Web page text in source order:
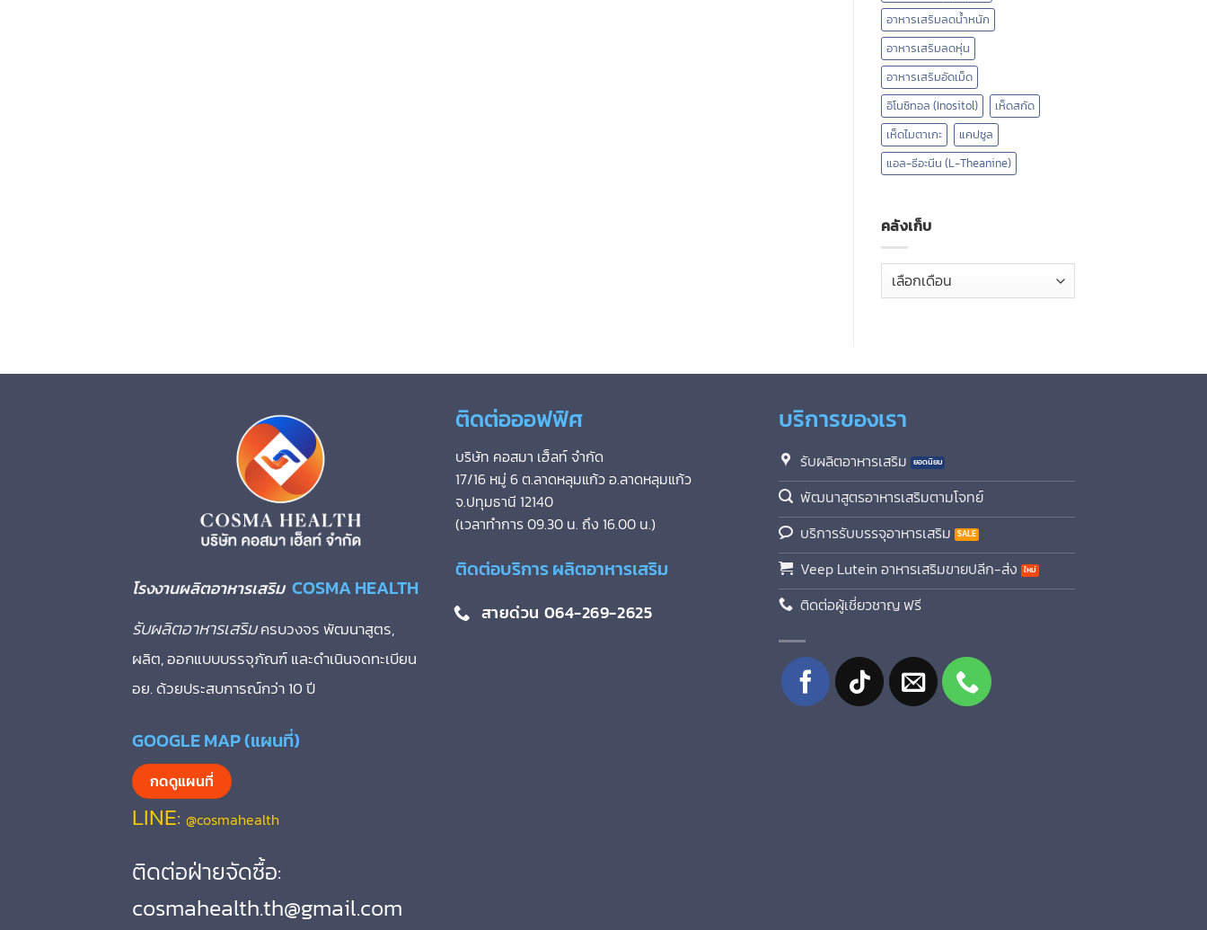
อาหารเสริมลดน้ำหนัก
อาหารเสริมลดหุ่น
อาหารเสริมอัดเม็ด
อิโนซิทอล (Inositol)
เห็ดสกัด
เห็ดไมตาเกะ
แคปซูล
แอล-ธีอะนีน (L-Theanine)
คลังเก็บ
คลัง
เก็บ
โรงงานผลิตอาหารเสริม COSMA HEALTH
รับผลิตอาหารเสริมครบวงจร พัฒนาสูตร,
ผลิต, ออกแบบบรรจุภัณฑ์ และดำเนินจดทะเบียน
อย. ด้วยประสบการณ์กว่า 10 ปี
GOOGLE MAP (แผนที่)
กดดูแผนที่
LINE: @cosmahealth
ติดต่อฝ่ายจัดซื้อ:
cosmahealth.th@gmail.com
ติดต่อออฟฟิศ
บริษัท คอสมา เฮ็ลท์ จำกัด
17/16 หมู่ 6 ต.ลาดหลุมแก้ว อ.ลาดหลุมแก้ว
จ.ปทุมธานี 12140
(เวลาทำการ 09.30 น. ถึง 16.00 น.)
ติดต่อบริการ ผลิตอาหารเสริม
สายด่วน 064-269-2625
บริการของเรา
รับผลิตอาหารเสริม
พัฒนาสูตรอาหารเสริมตามโจทย์
บริการรับบรรจุอาหารเสริม
Veep Lutein อาหารเสริมขายปลีก-ส่ง
ติดต่อผู้เชี่ยวชาญ ฟรี